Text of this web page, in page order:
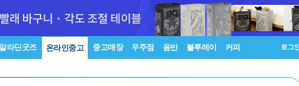
알라딘굿즈 온라인중고 중고매장 우주점 음반 블루레이 커피 로그